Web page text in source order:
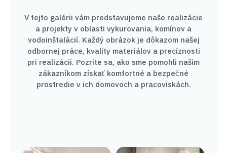
V tejto galérii vám predstavujeme naše realizácie
a projekty v oblasti vykurovania, komínov a
vodoinštalácií. Každý obrázok je dôkazom našej
odbornej práce, kvality materiálov a precíznosti
pri realizácii. Pozrite sa, ako sme pomohli našim
zákazníkom získať komfortné a bezpečné
prostredie v ich domovoch a pracoviskách.